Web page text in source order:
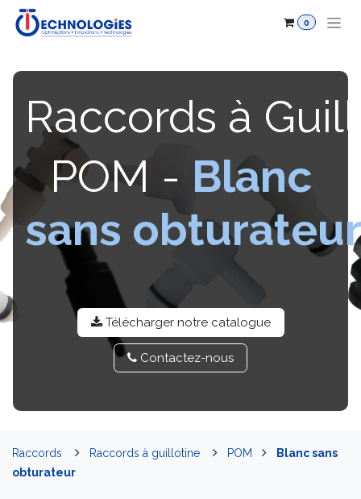
Se rendre au contenu
0
Raccords à
POM - Blanc
sans obturateur
Télécharger notre catalo​​gue
Contactez-​​nou​​s
Raccords Raccords à guillotine POM
Blanc sans
obturateur